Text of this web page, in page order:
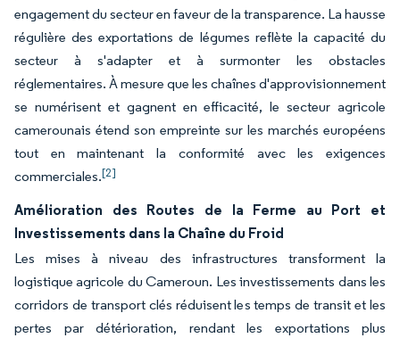
engagement du secteur en faveur de la transparence. La hausse
régulière des exportations de légumes reflète la capacité du
secteur à s'adapter et à surmonter les obstacles
réglementaires. À mesure que les chaînes d'approvisionnement
se numérisent et gagnent en efficacité, le secteur agricole
camerounais étend son empreinte sur les marchés européens
tout en maintenant la conformité avec les exigences
commerciales.[2]
Amélioration des Routes de la Ferme au Port et
Investissements dans la Chaîne du Froid
Les mises à niveau des infrastructures transforment la
logistique agricole du Cameroun. Les investissements dans les
corridors de transport clés réduisent les temps de transit et les
pertes par détérioration, rendant les exportations plus